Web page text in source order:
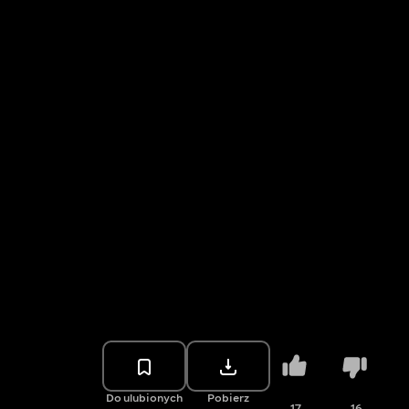
Do ulubionych Pobierz